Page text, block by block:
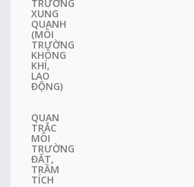
TRƯỜNG
XUNG
QUANH
(MÔI
TRƯỜNG
KHÔNG
KHÍ,
LAO
ĐỘNG)
QUAN
TRẮC
MÔI
TRƯỜNG
ĐẤT,
TRẦM
TÍCH